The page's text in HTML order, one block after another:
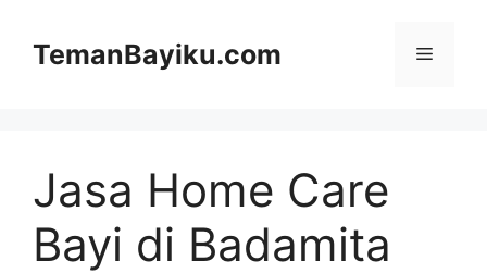
TemanBayiku.com Menu
Jasa Home Care
Bayi di Badamita